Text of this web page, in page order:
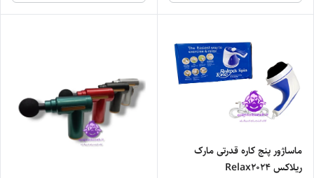
ماساژور پنج کاره قدرتی مارک
ریلاکس Relax2024